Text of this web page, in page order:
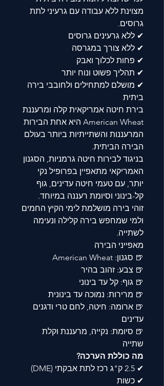
מצוינת ללא עבודה עם גרעיני לתת
גרוסים.
✔ ללא גרעינים גרוסים
✔ ללא צורך במגרסה
✔ פחות לכלוך ואבק
✔ תהליך פשוט ונוח יותר
✔ מושלם למתחילים ולחובבי בירה
ביתית
בירת חיטה אמריקאית קלה ומרעננת
American Wheat היא אחת הבירות
המרעננות והשתייתיות ביותר בעולם
הבירה הביתית.
בניגוד לבירות חיטה גרמניות, הסגנון
האמריקאי מתאפיין בפרופיל נקי
יותר, עם טעמי חיטה עדינים, גוף
קל-בינוני וסיומת רעננה במיוחד.
זוהי בירה מושלמת לימי הקיץ החמים
ולמי שמחפש בירה קלילה ונעימה
לשתייה.
מאפייני הבירה
🍺 סגנון: American Wheat
🍺 צבע: זהוב בהיר
🍺 גוף: קל עד בינוני
🍺 מרירות: נמוכה עד בינונית
🍺 ארומה: חיטה, לחם טרי ודגנים
עדינים
🍺 סיומת: נקייה, מרעננת וקלת
שתייה
מה כוללת הערכה?
✔ 2.5 ק"ג רכז לתת אבקתי (DME)
✔ כשות